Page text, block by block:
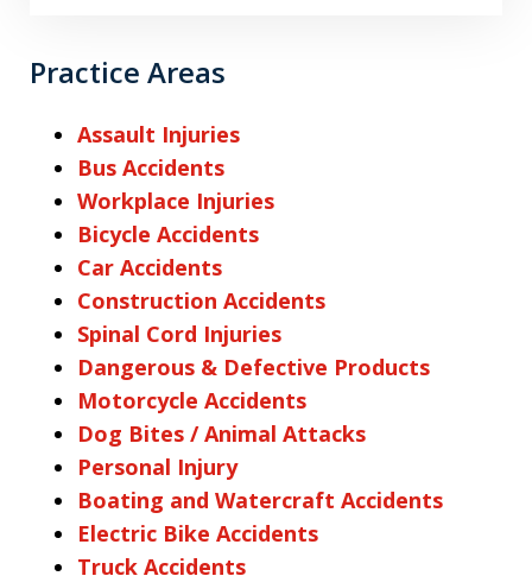
Practice Areas
Assault Injuries
Bus Accidents
Workplace Injuries
Bicycle Accidents
Car Accidents
Construction Accidents
Spinal Cord Injuries
Dangerous & Defective Products
Motorcycle Accidents
Dog Bites / Animal Attacks
Personal Injury
Boating and Watercraft Accidents
Electric Bike Accidents
Truck Accidents